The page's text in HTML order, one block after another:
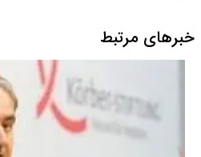
خبرهای مرتبط